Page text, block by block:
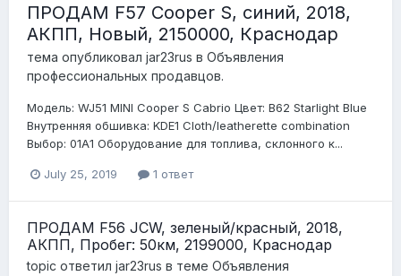
ПРОДАМ F57 Cooper S, синий, 2018,
АКПП, Новый, 2150000, Краснодар
тема опубликовал jar23rus в Объявления
профессиональных продавцов.
Модель: WJ51 MINI Cooper S Cabrio Цвет: B62 Starlight Blue
Внутренняя обшивка: KDE1 Cloth/leatherette combination
Выбор: 01A1 Оборудование для топлива, склонного к...
July 25, 2019 1 ответ
ПРОДАМ F56 JCW, зеленый/красный, 2018,
АКПП, Пробег: 50км, 2199000, Краснодар
topic ответил jar23rus в теме Объявления